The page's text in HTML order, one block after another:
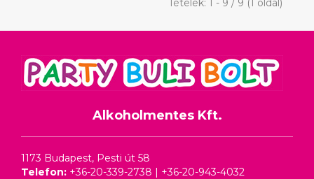
Tételek: 1 - 9 / 9 (1 oldal)
Alkoholmentes Kft.
1173 Budapest, Pesti út 58
Telefon: +36-20-339-2738 | +36-20-943-4032